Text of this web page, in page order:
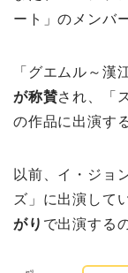
ート」のメンバ
「グエムル～漢
が称賛され、「
の作品に出演す
以前、イ・ジョ
ズ」に出演して
がり で出演する